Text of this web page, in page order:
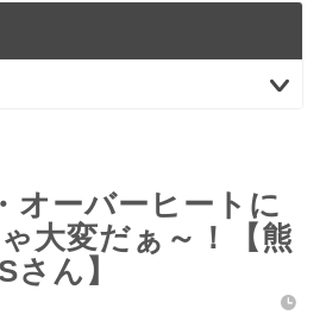
オーバーヒートに
大変だぁ～！【熊
さん】